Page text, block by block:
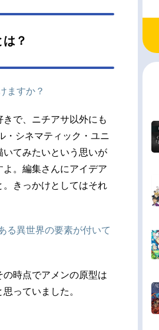
一万丈寺流／キズナ
ズナイエロー：菊地
？
ますか？
で、ニチアサ以外にも
・シネマティック・ユニ
てみたいという思いが
。編集さんにアイデア
きっかけとしてはそれ
る異世界の要素が付いて
時点でアメンの原型は
っていました。